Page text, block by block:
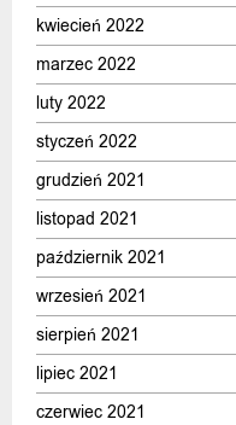
kwiecień 2022
marzec 2022
luty 2022
styczeń 2022
grudzień 2021
listopad 2021
październik 2021
wrzesień 2021
sierpień 2021
lipiec 2021
czerwiec 2021